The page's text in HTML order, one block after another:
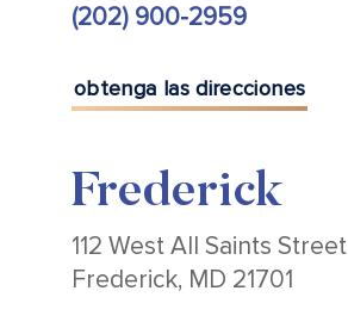
(202) 900-2959
obtenga las direcciones
Frederick
112 West All Saints Street
Frederick, MD 21701